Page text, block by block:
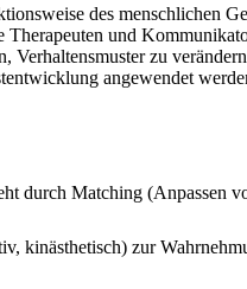
des menschlichen
und
Verhaltensmuster zu
angewendet
durch Matching (Anpassen
kinästhetisch) zur